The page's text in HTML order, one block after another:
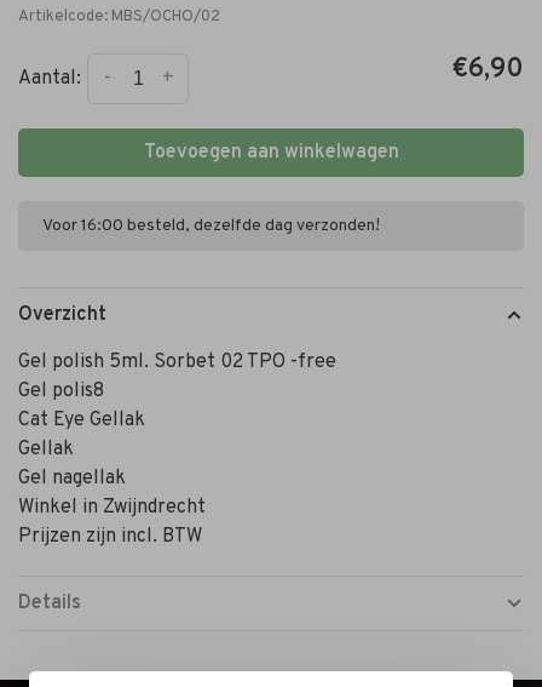
Artikelcode: MBS/OCHO/02
Aantal: +
- €6,90
Toevoegen aan winkelwagen
Voor 16:00 besteld, dezelfde dag verzonden!
Overzicht
Gel polish 5ml. Sorbet 02 TPO -free
Gel polis8
Cat Eye Gellak
Gellak
Gel nagellak
Winkel in Zwijndrecht
Prijzen zijn incl. BTW
Details